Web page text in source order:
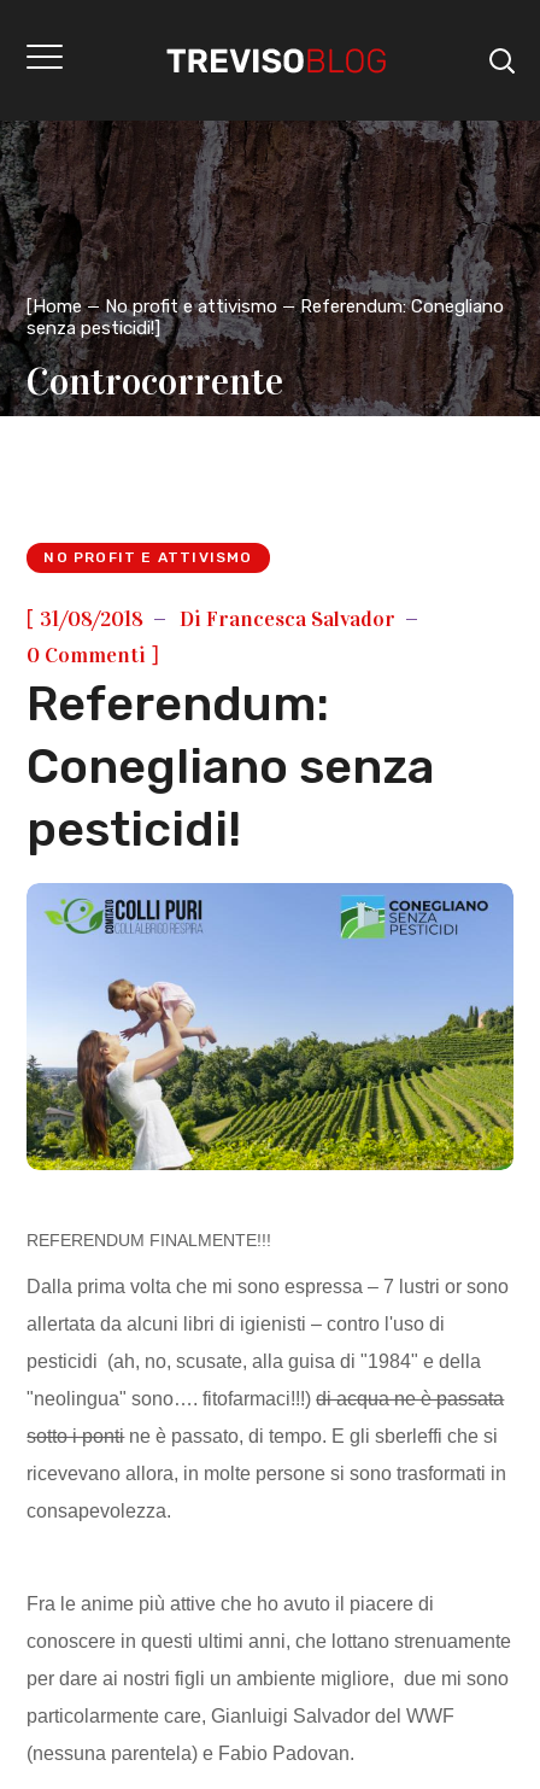
[Home No profit e attivismo
Referendum: Conegliano
senza pesticidi!]
Controcorrente
NO PROFIT E ATTIVISMO
[ 31/08/2018 DiFrancesca Salvador
0 Commenti ]
Referendum:
Conegliano senza
pesticidi!
REFERENDUM FINALMENTE!!!
Dalla prima volta che mi sono espressa – 7 lustri or sono
allertata da alcuni libri di igienisti – contro l'uso di
pesticidi (ah, no, scusate, alla guisa di "1984" e della
"neolingua" sono…. fitofarmaci!!!)di acqua ne è passata
sotto i pontine è passato, di tempo. E gli sberleffi che si
ricevevano allora, in molte persone si sono trasformati in
consapevolezza.
Fra le anime più attive che ho avuto il piacere di
conoscere in questi ultimi anni, che lottano strenuamente
per dare ai nostri figli un ambiente migliore, due mi sono
particolarmente care, Gianluigi Salvador del WWF
(nessuna parentela) e Fabio Padovan.